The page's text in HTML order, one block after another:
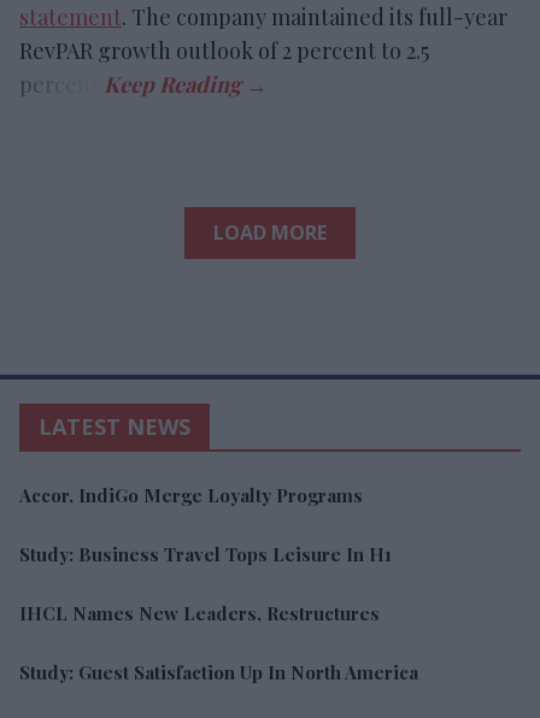
statement. The company maintained its full-year
RevPAR growth outlook of 2 percent to 2.5
percent.
LOAD MORE
LATEST NEWS
Accor, IndiGo Merge Loyalty Programs
Study: Business Travel Tops Leisure In H1
IHCL Names New Leaders, Restructures
Study: Guest Satisfaction Up In North America